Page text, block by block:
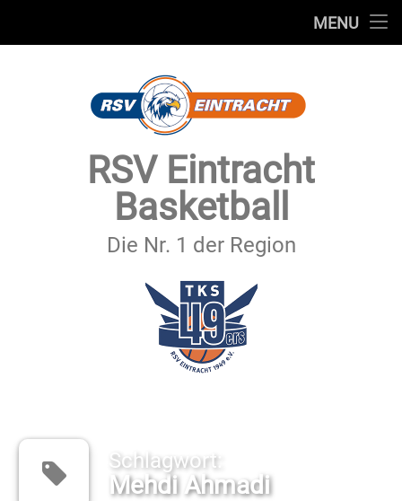
MENU
SECHSTER MANN
IMPRESSUM & DATENSCHUTZ
RSV Eintracht
Basketball
Die Nr. 1 der Region
Schlagwort:
Mehdi Ahmadi